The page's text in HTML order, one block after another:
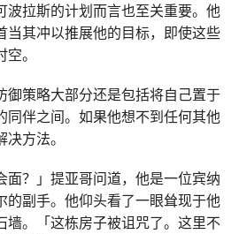
波拉斯的计划而言也至关重要。他
当其冲以推展他的目标，即使这些
。
御策略大部分还是包括将自己置于
同伴之间。如果他想不到任何其他
方法。
面？」提亚哥问道，他是一位宾纳
的副手。他仰头看了一眼耸现于他
墙。「这栋房子被诅咒了。这里不